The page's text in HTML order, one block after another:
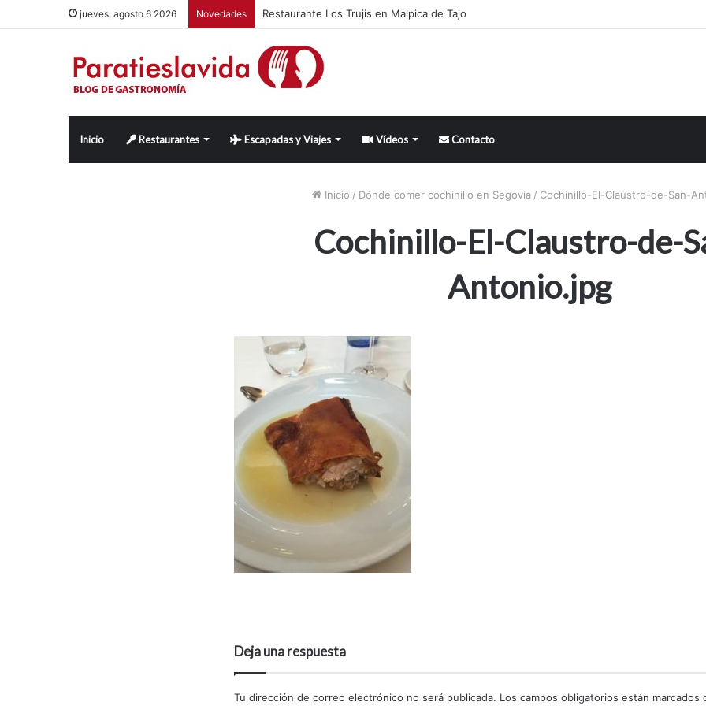
jueves, agosto 6 2026 Novedades
Inicio Restaurantes Escapadas y Viajes Vídeos Contacto
Inicio / Dónde comer cochinillo en Segovia / Cochinillo-El-Claustro-de-San-
Cochinillo-El-Claustro-de-
Antonio.jpg
Deja una respuesta
Tu dirección de correo electrónico no será publicada. Los campos obligatorios están marcados